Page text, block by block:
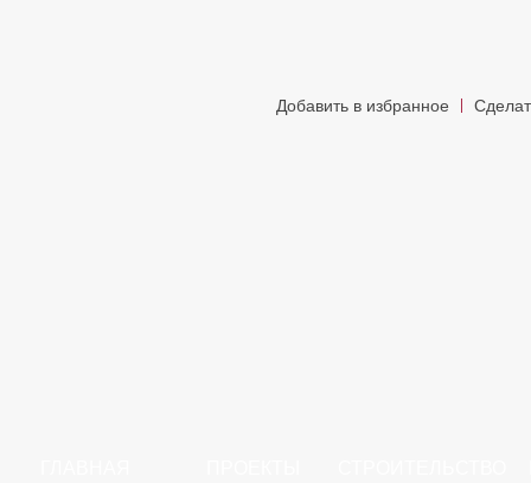
Добавить в избранное